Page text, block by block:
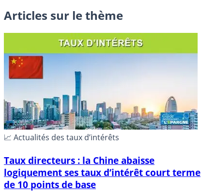
Articles sur le thème
📈 Actualités des taux d’intérêts
Taux directeurs : la Chine abaisse
logiquement ses taux d’intérêt court terme
de 10 points de base